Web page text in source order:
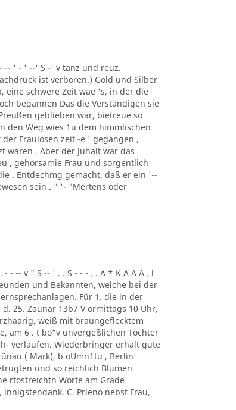
-- ' - ' --' S -' v tanz und reuz.
ist verboren.) Gold und Silber
eine schwere Zeit wae 's, in der die
begannen Das die Verständigen sie
geblieben war, bietreue so
den Weg wies 1u dem himmlischen
Fraulosen zeit -e ' gegangen ,
waren . Aber der Juhalt war das
, gehorsamie Frau und sorgentlich
. Entdechmg gemacht, daß er ein '--
sein . " '- "Mertens oder
- -- v " S -- ' . . S - - - . . A * K A A A . l
und Bekannten, welche bei der
Für 1. die in der
25. Zaunar 13b7 V ormittags 10 Uhr,
weiß mit braungeflecktem
am 6 . t bo"v unvergeßlichen Tochter
verlaufen. Wiederbringer erhält gute
( Mark), b oUmn1tu , Berlin
und so reichlich Blumen
rtostreichtn Worte am Grade
C. Prleno nebst Frau,